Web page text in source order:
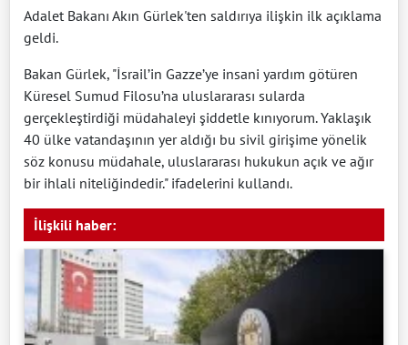
Adalet Bakanı Akın Gürlek'ten saldırıya ilişkin ilk açıklama
geldi.
Bakan Gürlek, "İsrail’in Gazze’ye insani yardım götüren
Küresel Sumud Filosu’na uluslararası sularda
gerçekleştirdiği müdahaleyi şiddetle kınıyorum. Yaklaşık
40 ülke vatandaşının yer aldığı bu sivil girişime yönelik
söz konusu müdahale, uluslararası hukukun açık ve ağır
bir ihlali niteliğindedir." ifadelerini kullandı.
İlişkili haber: